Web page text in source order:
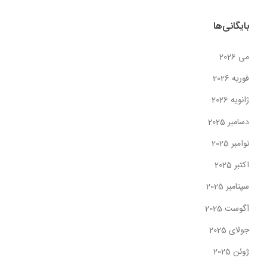
بایگانی‌ها
می 2026
فوریه 2026
ژانویه 2026
دسامبر 2025
نوامبر 2025
اکتبر 2025
سپتامبر 2025
آگوست 2025
جولای 2025
ژوئن 2025